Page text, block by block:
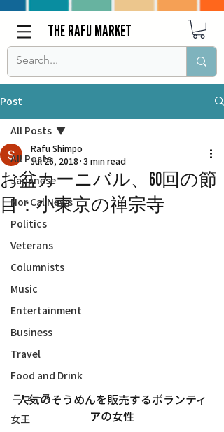
THE RAFU MARKET
Post
All Posts
Japanese
Nor Cal News
Politics
Veterans
Columnists
Music
Entertainment
Business
Travel
Food and Drink
ニュース
女王
All Posts
お盆カーニバル、60回の節
目：小東京の禅宗寺
Rafu Shimpo
Jul 26, 2018 3 min read
人気のそうめんを販売するボランティ
アの女性